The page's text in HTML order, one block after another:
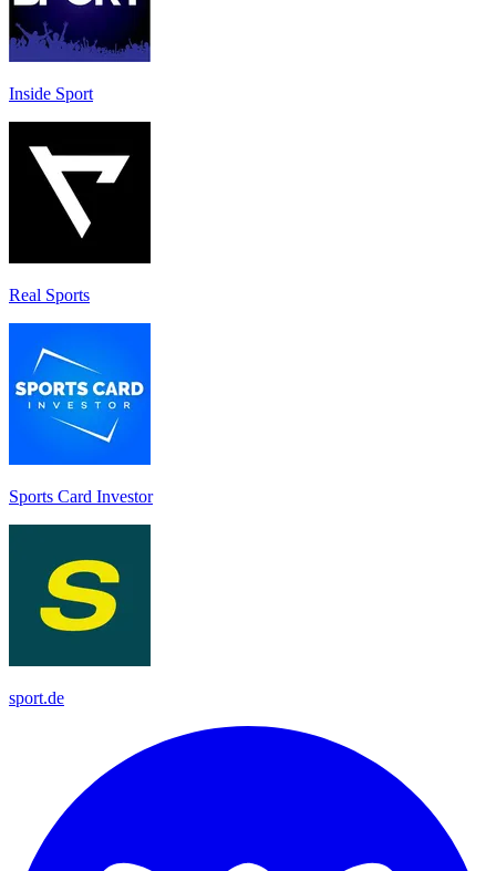
Inside Sport
Real Sports
Sports Card Investor
sport.de